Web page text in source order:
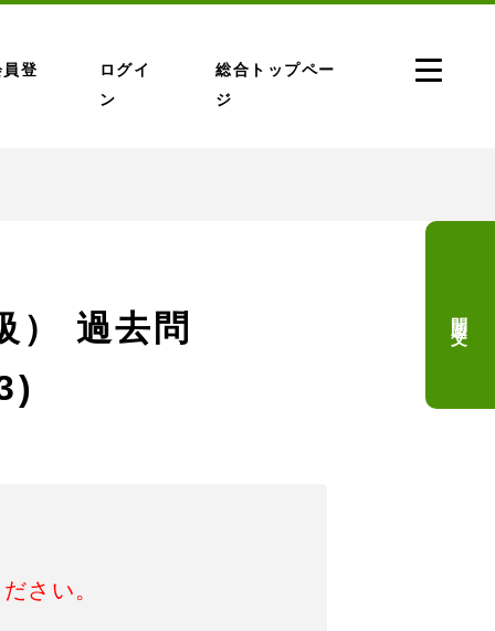
登
ログイ
ン
総合トップペー
ジ
） 過去問
さい。